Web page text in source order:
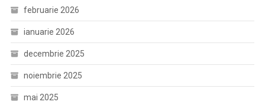
februarie 2026
ianuarie 2026
decembrie 2025
noiembrie 2025
mai 2025